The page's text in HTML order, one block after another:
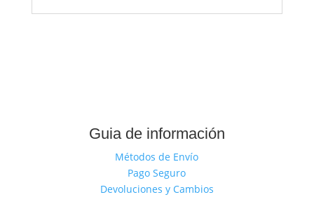
Guia de información
Métodos de Envío
Pago Seguro
Devoluciones y Cambios